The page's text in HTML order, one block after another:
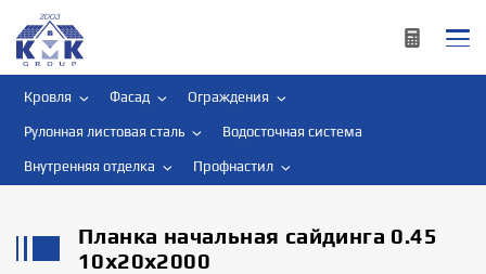
Кровля Фасад Ограждения
Рулонная листовая сталь Водосточная система
Внутренняя отделка Профнастил
Планка начальная сайдинга 0.45
10х20х2000